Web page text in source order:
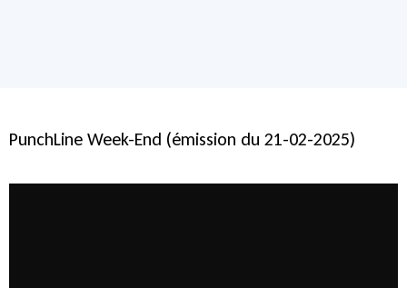
PunchLine Week-End (émission du 21-02-2025)